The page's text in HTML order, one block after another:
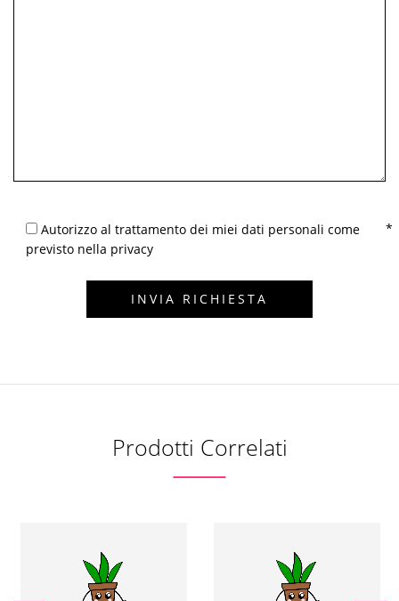
Autorizzo al trattamento dei miei dati personali come
previsto nella privacy
Prodotti Correlati